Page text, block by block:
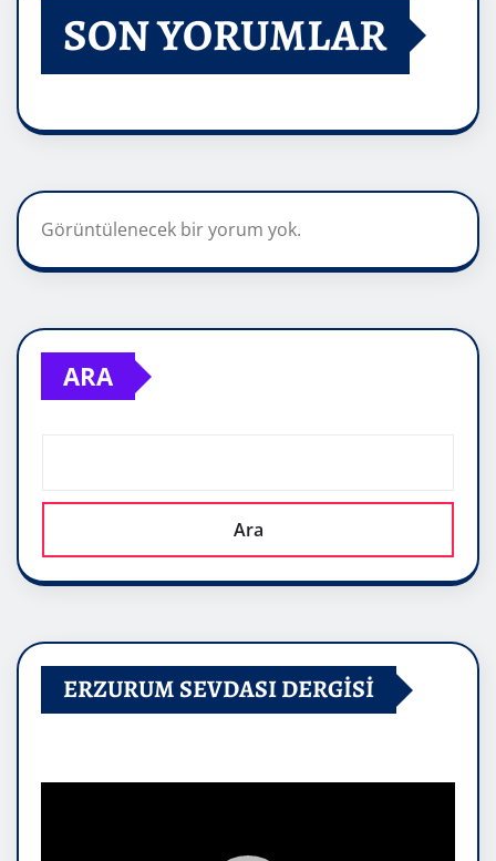
SON YORUMLAR
Görüntülenecek bir yorum yok.
ARA
Ara
ERZURUM SEVDASI DERGİSİ